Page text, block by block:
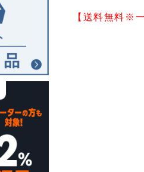
【送料無料※